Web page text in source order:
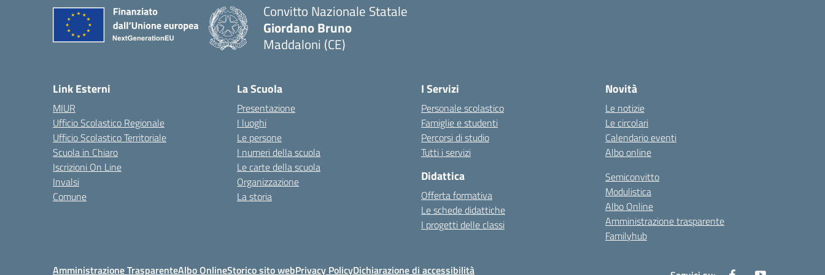
Convitto Nazionale Statale
Giordano Bruno
Maddaloni (CE)
Link Esterni
MIUR
Ufficio Scolastico Regionale
Ufficio Scolastico Territoriale
Scuola in Chiaro
Iscrizioni On Line
Invalsi
Comune
La Scuola
Presentazione
I luoghi
Le persone
I numeri della scuola
Le carte della scuola
Organizzazione
La storia
I Servizi
Personale scolastico
Famiglie e studenti
Percorsi di studio
Tutti i servizi
Didattica
Offerta formativa
Le schede didattiche
I progetti delle classi
Novità
Le notizie
Le circolari
Calendario eventi
Albo online
Semiconvitto
Modulistica
Albo Online
Amministrazione trasparente
Familyhub
Amministrazione TrasparenteAlbo OnlineStorico sito webPrivacy PolicyDichiarazione di accessibilità